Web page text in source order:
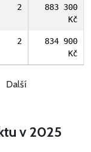
2
883 300
Kč
2
834 900
Kč
Další
v 2025